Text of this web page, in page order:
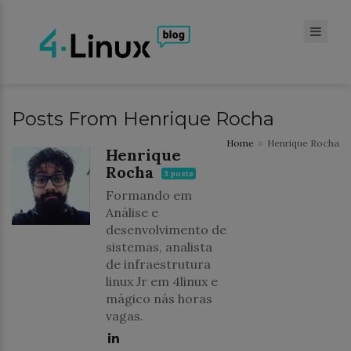
Posts From Henrique Rocha
Home Henrique Rocha
Henrique
Rocha
3 posts
Formando em
Análise e
desenvolvimento de
sistemas, analista
de infraestrutura
linux Jr em 4linux e
mágico nás horas
vagas.